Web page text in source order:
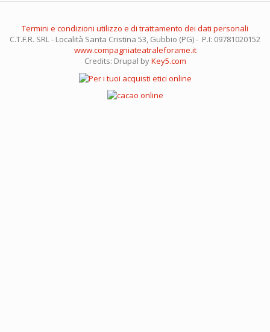
Termini e condizioni utilizzo e di trattamento dei dati personali
C.T.F.R. SRL - Località Santa Cristina 53, Gubbio (PG) - P.I: 09781020152
www.compagniateatraleforame.it
Credits: Drupal byKey5.com